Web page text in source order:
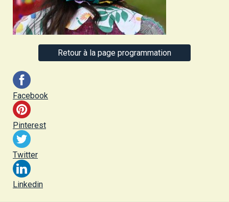
Retour à la page programmation
Facebook
Pinterest
Twitter
Linkedin